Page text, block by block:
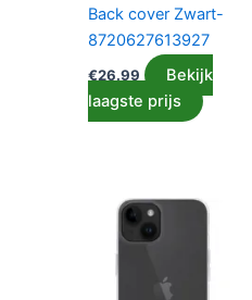
Back cover Zwart-
8720627613927
€26.99
Bekijk
laagste prijs